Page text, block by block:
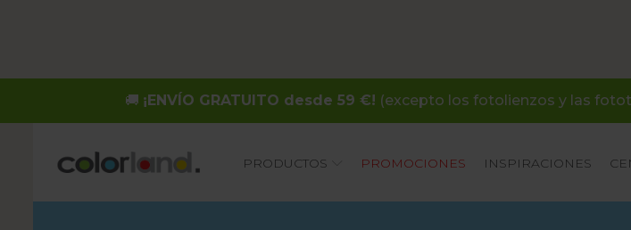
🚚 ¡ENVÍO GRATUITO desde 59 €! (excepto los fotolienzos y las
Main
PRODUCTOS PROMOCIONES INSPIRACIONES